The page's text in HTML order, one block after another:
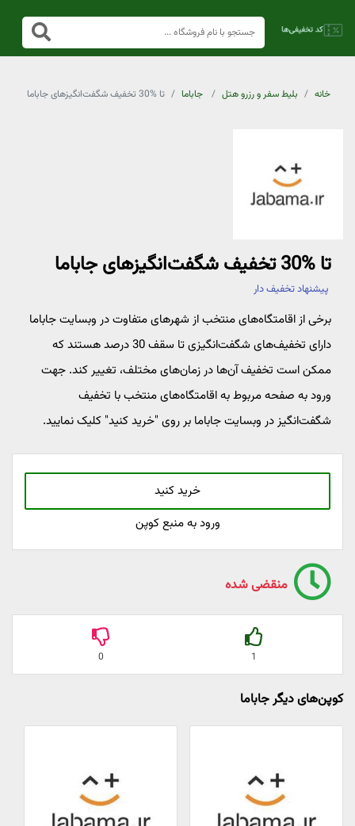
خانه بلیط سفر و رزرو هتل جاباما تا %30 تخفیف شگفت‌انگیزهای جاباما
تا %30 تخفیف شگفت‌انگیزهای جاباما
پیشنهاد تخفیف دار
برخی از اقامتگاه‌های منتخب از شهرهای متفاوت در وبسایت جاباما
دارای تخفیف‌های شگفت‌انگیزی تا سقف 30 درصد هستند که
ممکن است تخفیف آن‌ها در زمان‌های مختلف، تغییر کند. جهت
ورود به صفحه مربوط به اقامتگاه‌های منتخب با تخفیف
شگفت‌انگیز در وبسایت جاباما بر روی "خرید کنید" کلیک نمایید.
خرید کنید
ورود به منبع کوپن
منقضی شده
1
0
کوپن‌های دیگر جاباما